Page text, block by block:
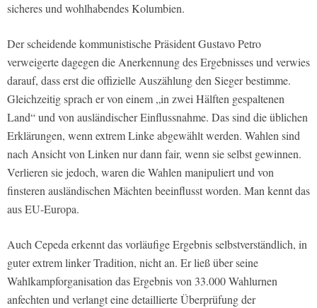
sicheres und wohlhabendes Kolumbien.
Der scheidende kommunistische Präsident Gustavo Petro
verweigerte dagegen die Anerkennung des Ergebnisses und verwies
darauf, dass erst die offizielle Auszählung den Sieger bestimme.
Gleichzeitig sprach er von einem „in zwei Hälften gespaltenen
Land“ und von ausländischer Einflussnahme. Das sind die üblichen
Erklärungen, wenn extrem Linke abgewählt werden. Wahlen sind
nach Ansicht von Linken nur dann fair, wenn sie selbst gewinnen.
Verlieren sie jedoch, waren die Wahlen manipuliert und von
finsteren ausländischen Mächten beeinflusst worden. Man kennt das
aus EU-Europa.
Auch Cepeda erkennt das vorläufige Ergebnis selbstverständlich, in
guter extrem linker Tradition, nicht an. Er ließ über seine
Wahlkampforganisation das Ergebnis von 33.000 Wahlurnen
anfechten und verlangt eine detaillierte Überprüfung der